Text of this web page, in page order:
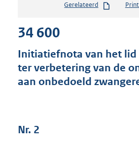
s
d
s
g
r
Gerelateerd
34 600
Initiatiefnota van het lid
ter verbetering van de
aan onbedoeld
Nr. 2